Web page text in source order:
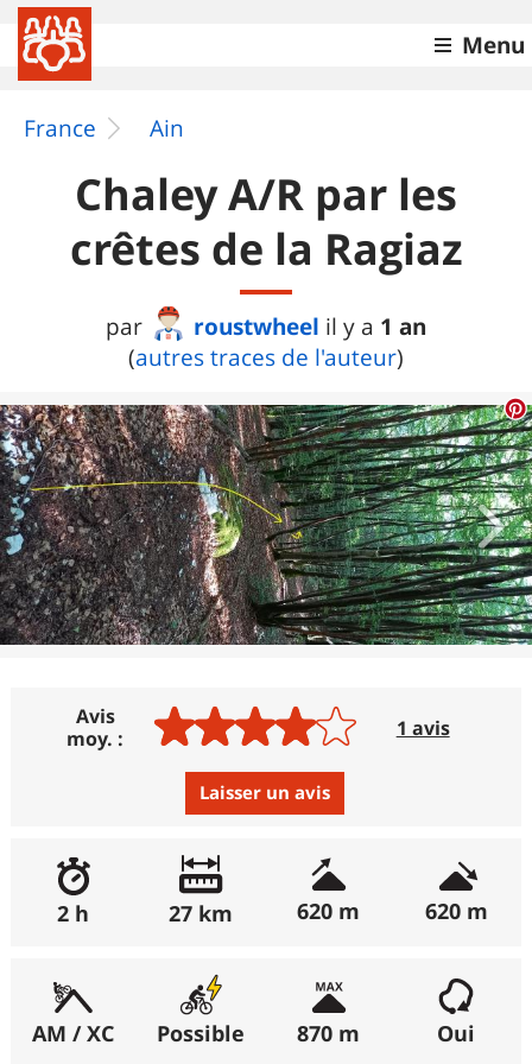
Menu
France Ain
Chaley A/R par les
crêtes de la Ragiaz
par roustwheel il y a 1 an
(autres traces de l'auteur)
Avis
moy. :
1 avis
Laisser un avis
Excellent
0%
Moyen
Médiocre:
0%
2 h 27 km 620 m 620 m
AM / XC Possible 870 m Oui